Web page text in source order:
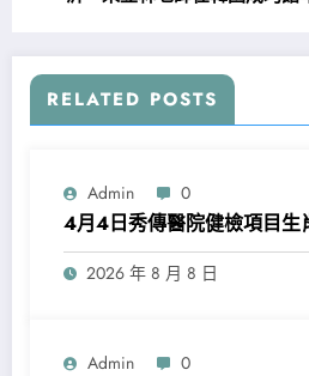
RELATED POSTS
Admin 0
4月4日秀傳醫院健檢項目生
2026 年 8 月 8 日
Admin 0